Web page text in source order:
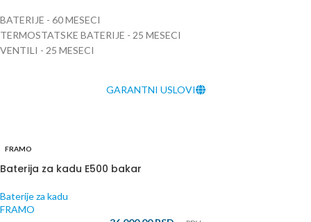
BATERIJE - 60 MESECI
TERMOSTATSKE BATERIJE - 25 MESECI
VENTILI - 25 MESECI
GARANTNI USLOVI
FRAMO
Baterija za kadu E500 bakar
Baterije za kadu
FRAMO